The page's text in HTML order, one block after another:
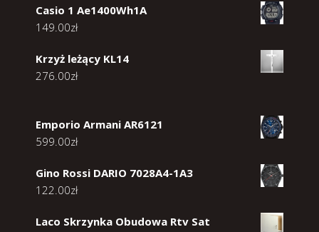
Casio 1 Ae1400Wh1A
149.00zł
Krzyż leżący KL14
276.00zł
Emporio Armani AR6121
599.00zł
Gino Rossi DARIO 7028A4-1A3
122.00zł
Laco Skrzynka Obudowa Rtv Sat